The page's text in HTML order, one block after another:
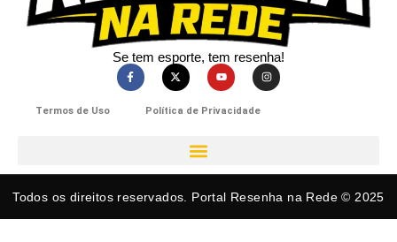
Se tem esporte, tem resenha!​
Termos de Uso Política de Privacidade
Todos os direitos reservados. Portal Resenha na Rede © 2025